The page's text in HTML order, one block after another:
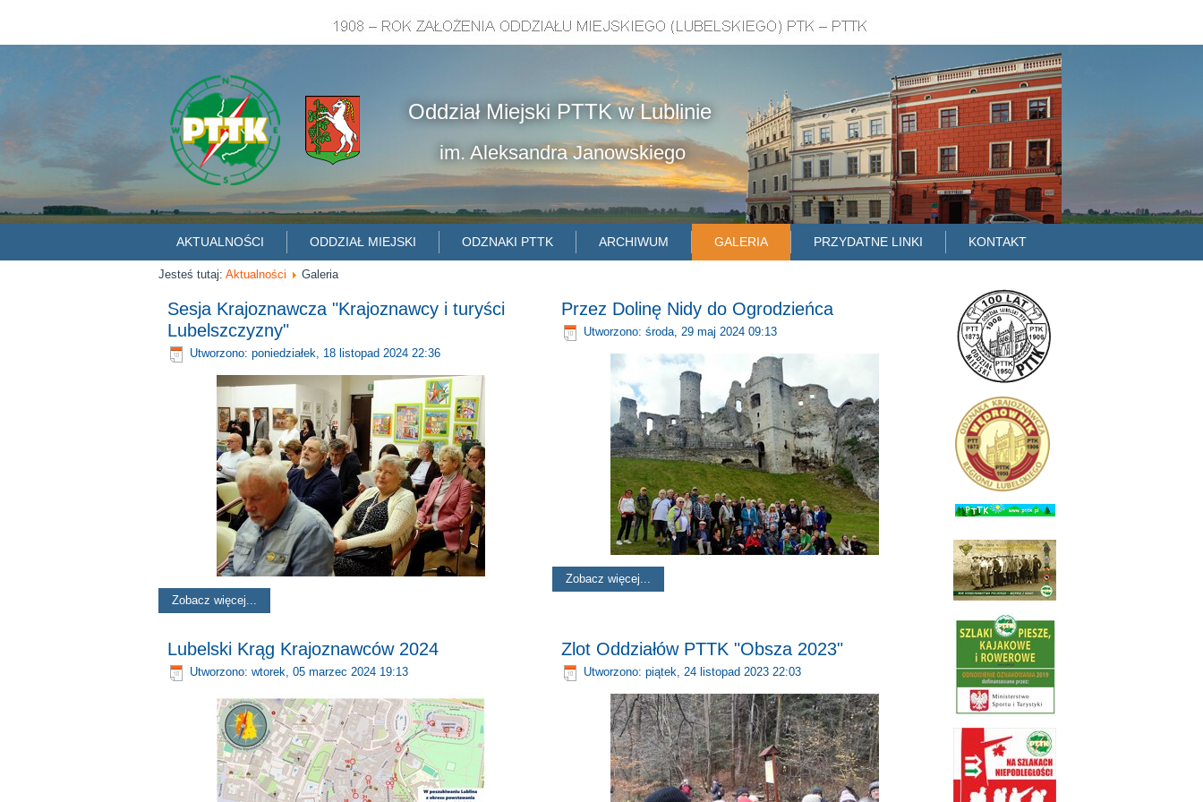
Oddział Miejski PTTK w Lublinie
im. Aleksandra Janowskiego
AKTUALNOŚCI ODDZIAŁ MIEJSKI ODZNAKI PTTK ARCHIWUM GALERIA PRZYDATNE LINKI KONTAKT
Jesteś tutaj: Aktualności Galeria
Sesja Krajoznawcza "Krajoznawcy i turyści
Lubelszczyzny"
Utworzono: poniedziałek, 18 listopad 2024 22:36
Zobacz więcej...
Przez Dolinę Nidy do Ogrodzieńca
Utworzono: środa, 29 maj 2024 09:13
Zobacz więcej...
Lubelski Krąg Krajoznawców 2024
Utworzono: wtorek, 05 marzec 2024 19:13
Zlot Oddziałów PTTK "Obsza 2023"
Utworzono: piątek, 24 listopad 2023 22:03